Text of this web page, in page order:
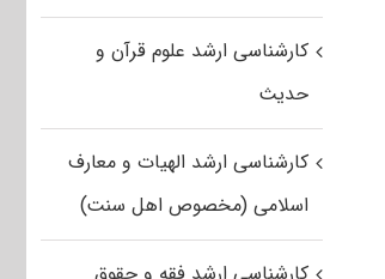
کارشناسی ارشد علوم قرآن و
حدیث
کارشناسی ارشد الهیات و معارف
اسلامی (مخصوص اهل سنت)